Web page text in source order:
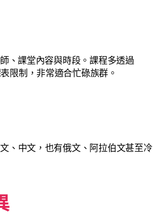
、課堂內容與時段。課程多透過
限制，非常適合忙碌族群。
、中文，也有俄文、阿拉伯文甚至冷